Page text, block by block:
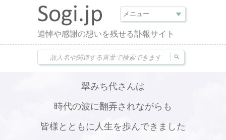
追悼や感謝の想いを残せる訃報サイト
翠みち代さんは
時代の波に翻弄されながらも
皆様とともに人生を歩んできました